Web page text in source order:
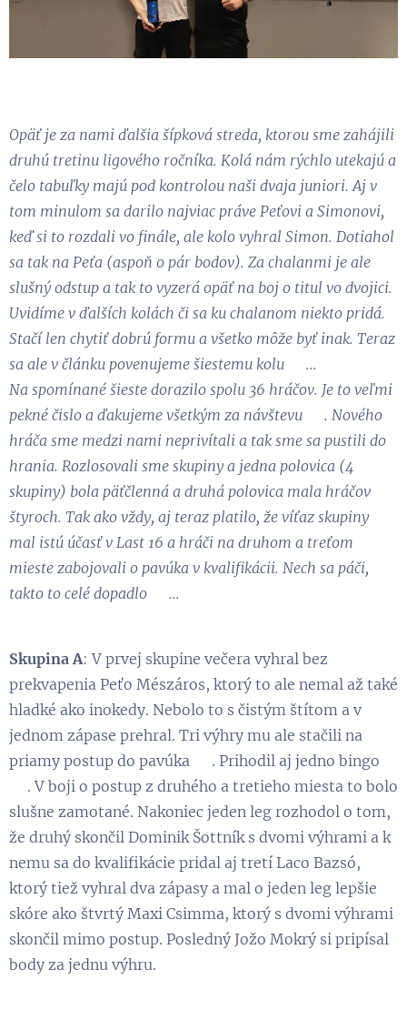
Opäť je za nami ďalšia šípková streda, ktorou sme zahájili
druhú tretinu ligového ročníka. Kolá nám rýchlo utekajú a
čelo tabuľky majú pod kontrolou naši dvaja juniori. Aj v
tom minulom sa darilo najviac práve Peťovi a Simonovi,
keď si to rozdali vo finále, ale kolo vyhral Simon. Dotiahol
sa tak na Peťa (aspoň o pár bodov). Za chalanmi je ale
slušný odstup a tak to vyzerá opäť na boj o titul vo dvojici.
Uvidíme v ďalších kolách či sa ku chalanom niekto pridá.
Stačí len chytiť dobrú formu a všetko môže byť inak. Teraz
sa ale v článku povenujeme šiestemu kolu 😋...
Na spomínané šieste dorazilo spolu 36 hráčov. Je to veľmi
pekné čislo a ďakujeme všetkým za návštevu 👏. Nového
hráča sme medzi nami neprivítali a tak sme sa pustili do
hrania. Rozlosovali sme skupiny a jedna polovica (4
skupiny) bola päťčlenná a druhá polovica mala hráčov
štyroch. Tak ako vždy, aj teraz platilo, že víťaz skupiny
mal istú účasť v Last 16 a hráči na druhom a treťom
mieste zabojovali o pavúka v kvalifikácii. Nech sa páči,
takto to celé dopadlo 😉...
Skupina A: V prvej skupine večera vyhral bez
prekvapenia Peťo Mészáros, ktorý to ale nemal až také
hladké ako inokedy. Nebolo to s čistým štítom a v
jednom zápase prehral. Tri výhry mu ale stačili na
priamy postup do pavúka 👏. Prihodil aj jedno bingo
😉. V boji o postup z druhého a tretieho miesta to bolo
slušne zamotané. Nakoniec jeden leg rozhodol o tom,
že druhý skončil Dominik Šottník s dvomi výhrami a k
nemu sa do kvalifikácie pridal aj tretí Laco Bazsó,
ktorý tiež vyhral dva zápasy a mal o jeden leg lepšie
skóre ako štvrtý Maxi Csimma, ktorý s dvomi výhrami
skončil mimo postup. Posledný Jožo Mokrý si pripísal
body za jednu výhru.